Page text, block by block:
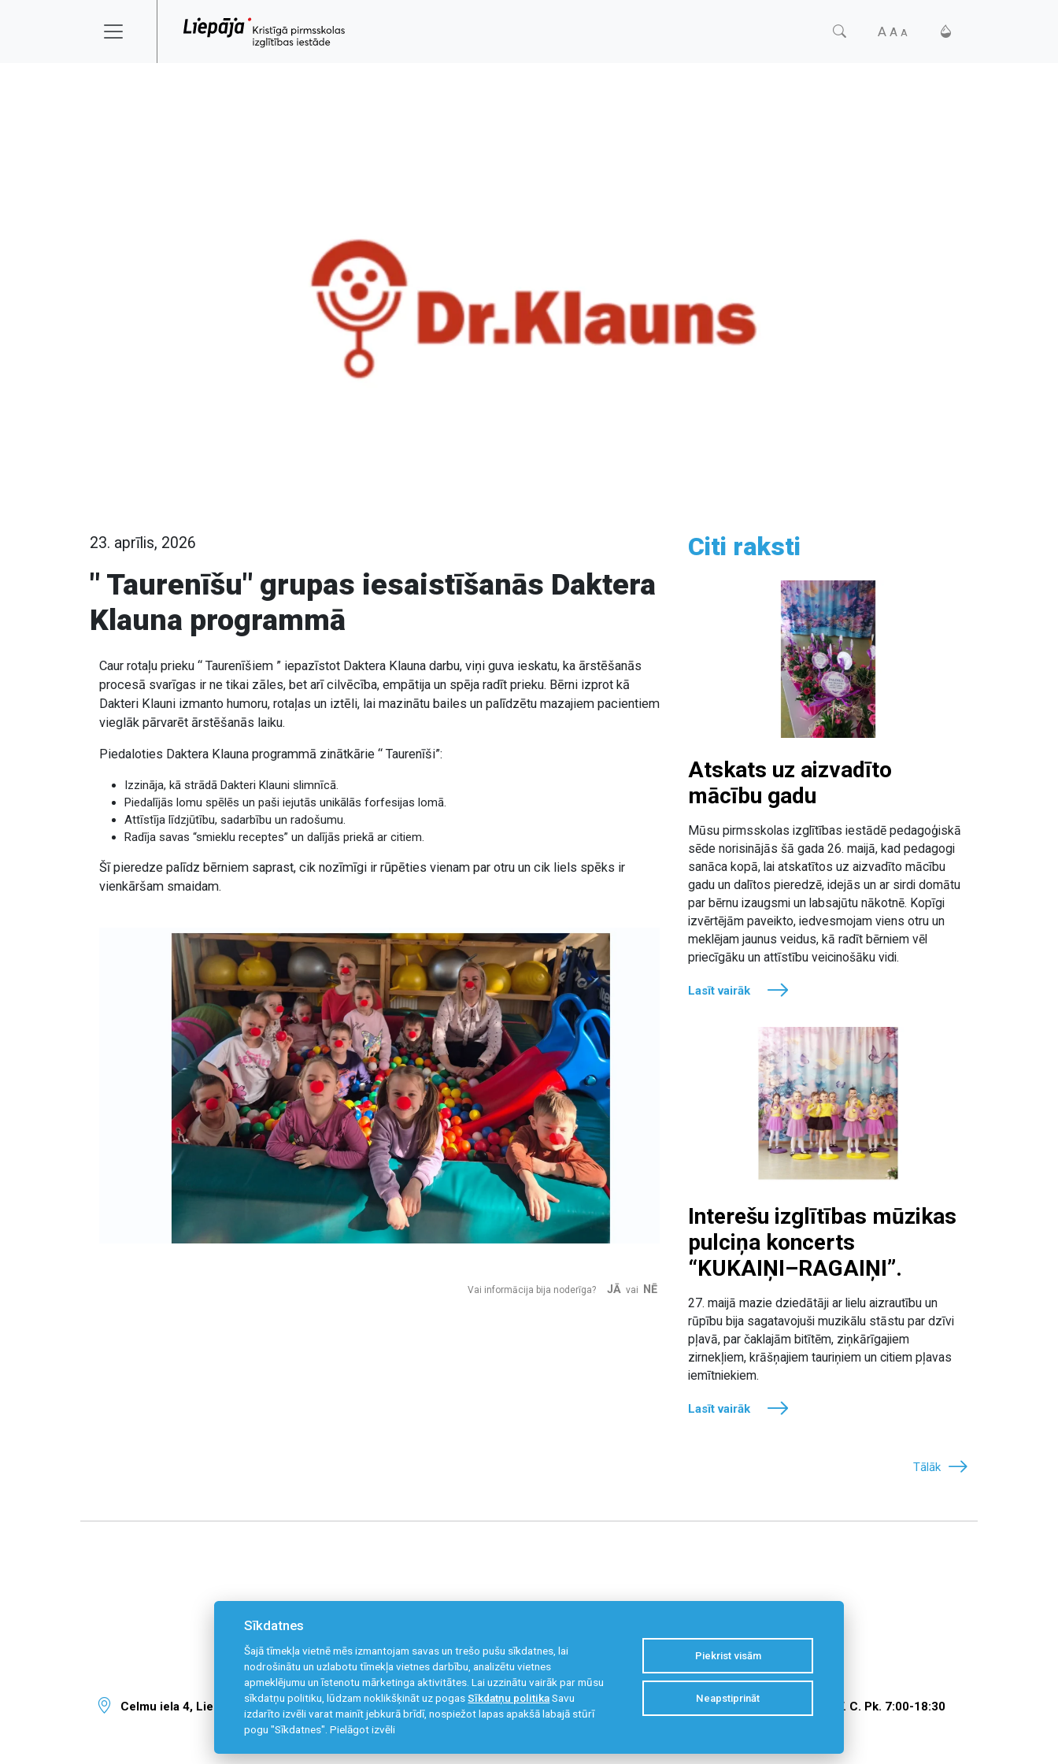
A A A
23. aprīlis, 2026
" Taurenīšu" grupas iesaistīšanās Daktera
Klauna programmā
Caur rotaļu prieku “ Taurenīšiem ” iepazīstot Daktera Klauna darbu, viņi guva ieskatu, ka ārstēšanās
procesā svarīgas ir ne tikai zāles, bet arī cilvēcība, empātija un spēja radīt prieku. Bērni izprot kā
Dakteri Klauni izmanto humoru, rotaļas un iztēli, lai mazinātu bailes un palīdzētu mazajiem pacientiem
vieglāk pārvarēt ārstēšanās laiku.
Piedaloties Daktera Klauna programmā zinātkārie “ Taurenīši”:
Izzināja, kā strādā Dakteri Klauni slimnīcā.
Piedalījās lomu spēlēs un paši iejutās unikālās forfesijas lomā.
Attīstīja līdzjūtību, sadarbību un radošumu.
Radīja savas “smieklu receptes” un dalījās priekā ar citiem.
Šī pieredze palīdz bērniem saprast, cik nozīmīgi ir rūpēties vienam par otru un cik liels spēks ir
vienkāršam smaidam.
Vai informācija bija noderīga? JĀ vai NĒ
Citi raksti
Atskats uz aizvadīto
mācību gadu
Mūsu pirmsskolas izglītības iestādē pedagoģiskā
sēde norisinājās šā gada 26. maijā, kad pedagogi
sanāca kopā, lai atskatītos uz aizvadīto mācību
gadu un dalītos pieredzē, idejās un ar sirdi domātu
par bērnu izaugsmi un labsajūtu nākotnē. Kopīgi
izvērtējām paveikto, iedvesmojam viens otru un
meklējam jaunus veidus, kā radīt bērniem vēl
priecīgāku un attīstību veicinošāku vidi.
Lasīt vairāk
Interešu izglītības mūzikas
pulciņa koncerts
“KUKAIŅI–RAGAIŅI”.
27. maijā mazie dziedātāji ar lielu aizrautību un
rūpību bija sagatavojuši muzikālu stāstu par dzīvi
pļavā, par čaklajām bitītēm, ziņkārīgajiem
zirnekļiem, krāšņajiem tauriņiem un citiem pļavas
iemītniekiem.
Lasīt vairāk
Tālāk
Celmu iela 4, Liepāja, LV-3405 kristigais@liepaja.edu.lv 63 441 699 27 899 831 P. O. T. C. Pk. 7:00-18:30
Sīkdatnes
Šajā tīmekļa vietnē mēs izmantojam savas un trešo pušu sīkdatnes, lai
nodrošinātu un uzlabotu tīmekļa vietnes darbību, analizētu vietnes
apmeklējumu un īstenotu mārketinga aktivitātes. Lai uzzinātu vairāk par mūsu
sīkdatņu politiku, lūdzam noklikšķināt uz pogasSīkdatņu politikaSavu
izdarīto izvēli varat mainīt jebkurā brīdī, nospiežot lapas apakšā labajā stūrī
pogu "Sīkdatnes".Pielāgot izvēli
Piekrist visām
Neapstiprināt